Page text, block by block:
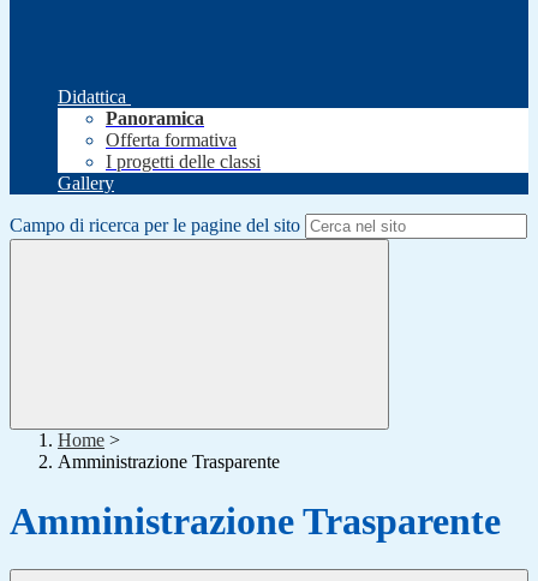
Didattica
Panoramica
Offerta formativa
I progetti delle classi
Gallery
Campo di ricerca per le pagine del sito
Home >
Amministrazione Trasparente
Amministrazione Trasparente